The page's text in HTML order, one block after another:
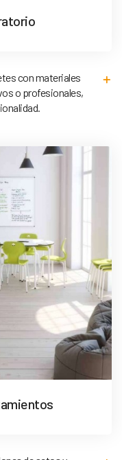
con materiales
o profesionales,